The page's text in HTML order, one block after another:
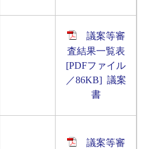
議案等審
査結果一覧表
[PDFファイル
／86KB] 議案
書
議案等審